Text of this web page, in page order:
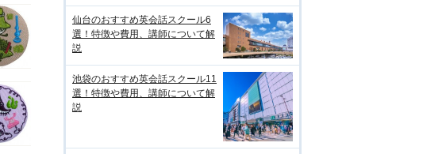
仙台のおすすめ英会話スクール6
選！特徴や費用、講師について解
説
池袋のおすすめ英会話スクール11
選！特徴や費用、講師について解
説